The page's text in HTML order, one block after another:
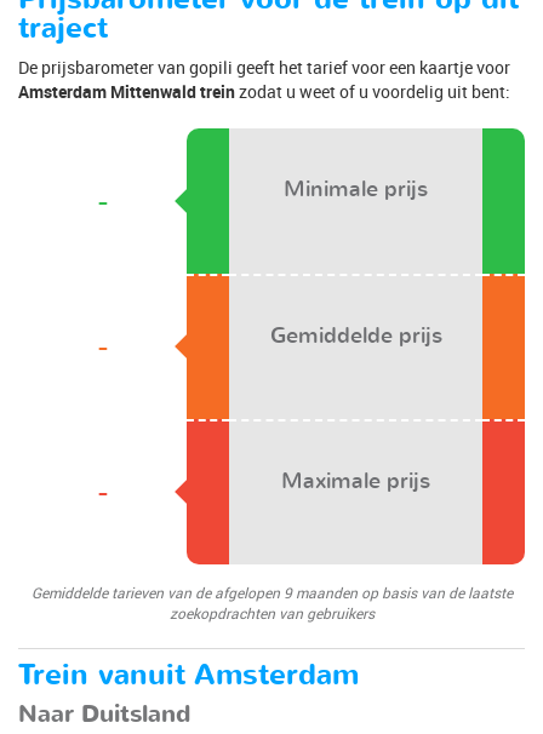
traject
De prijsbarometer van gopili geeft het tarief voor een kaartje voor
Amsterdam Mittenwald treinzodat u weet of u voordelig uit bent:
-
-
-
Minimale prijs
Gemiddelde prijs
Maximale prijs
Gemiddelde tarieven van de afgelopen 9 maanden op basis van de laatste
zoekopdrachten van gebruikers
Trein vanuit Amsterdam
Naar Duitsland